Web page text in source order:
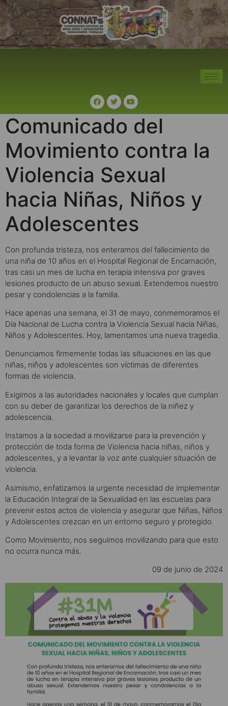
Comunicado del
Movimiento contra la
Violencia Sexual
hacia Niñas, Niños y
Adolescentes
Con profunda tristeza, nos enteramos del fallecimiento de
una niña de 10 años en el Hospital Regional de Encarnación,
tras casi un mes de lucha en terapia intensiva por graves
lesiones producto de un abuso sexual. Extendemos nuestro
pesar y condolencias a la familia.
Hace apenas una semana, el 31 de mayo, conmemoramos el
Día Nacional de Lucha contra la Violencia Sexual hacia Niñas,
Niños y Adolescentes. Hoy, lamentamos una nueva tragedia.
Denunciamos firmemente todas las situaciones en las que
niñas, niños y adolescentes son víctimas de diferentes
formas de violencia.
Exigimos a las autoridades nacionales y locales que cumplan
con su deber de garantizar los derechos de la niñez y
adolescencia.
Instamos a la sociedad a movilizarse para la prevención y
protección de toda forma de Violencia hacia niñas, niños y
adolescentes, y a levantar la voz ante cualquier situación de
violencia.
Asimismo, enfatizamos la urgente necesidad de implementar
la Educación Integral de la Sexualidad en las escuelas para
prevenir estos actos de violencia y asegurar que Niñas, Niños
y Adolescentes crezcan en un entorno seguro y protegido.
Como Movimiento, nos seguimos movilizando para que esto
no ocurra nunca más.
09 de junio de 2024